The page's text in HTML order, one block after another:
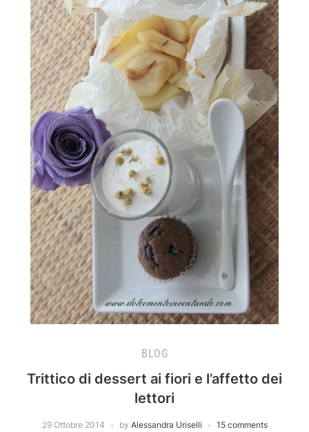
BLOG
Trittico di dessert ai fiori e l’affetto dei
lettori
29 Ottobre 2014 by Alessandra Uriselli 15 comments